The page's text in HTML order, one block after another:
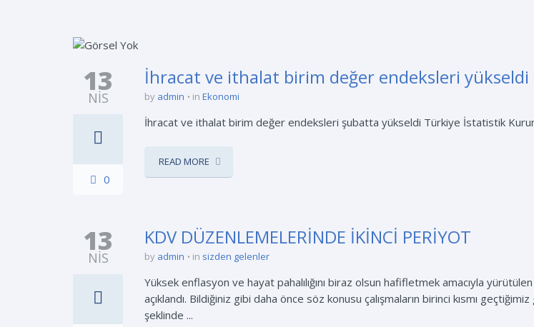
13
NIS
0
İhracat ve ithalat birim değer endeksleri yükseldi
by admin in Ekonomi
İhracat ve ithalat birim değer endeksleri şubatta yükseldi Türkiye İstatistik
READ MORE
13
NIS
KDV DÜZENLEMELERİNDE İKİNCİ PERİYOT
by admin in sizden gelenler
Yüksek enflasyon ve hayat pahalılığını biraz olsun hafifletmek amacıyla
açıklandı. Bildiğiniz gibi daha önce söz konusu çalışmaların birinci kısmı
şeklinde ...